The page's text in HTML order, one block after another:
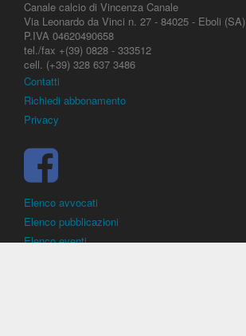
Canale calcio di Vincenza Canale
Via Leonardo da Vinci n. 27 - 84025 - Eboli (SA)
P.IVA 04620490658
tel./fax +(39) 0828 - 333512
cell. (+39) 328 637 3486
Contatti
Richiedi abbonamento
Privacy
Elenco avvocati
Elenco pubblicazioni
Elenco eventi